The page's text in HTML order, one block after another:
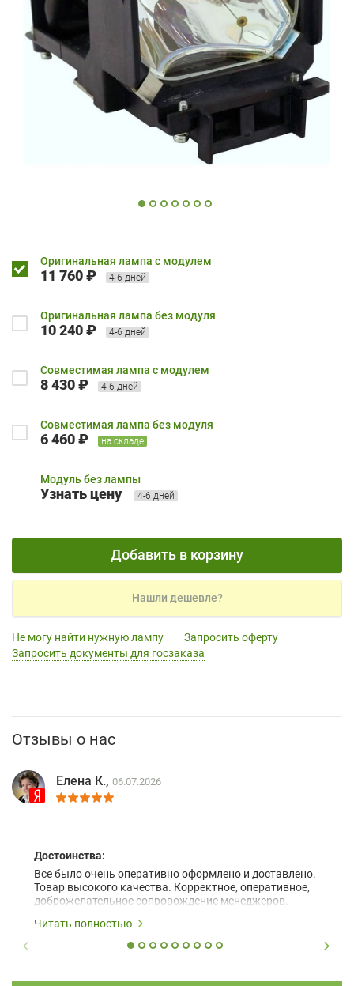
Оригинальная лампа с модулем
11 760 ₽ 4-6 дней
Оригинальная лампа без модуля
10 240 ₽ 4-6 дней
Совместимая лампа с модулем
8 430 ₽ 4-6 дней
Совместимая лампа без модуля
6 460 ₽ на складе
Модуль без лампы
Узнать цену 4-6 дней
Добавить в корзину
Нашли дешевле?
Не могу найти нужную лампу
Запросить оферту
Запросить документы для госзаказа
Отзывы о нас
Елена К., 06.07.2026
Достоинства:
Все было очень оперативно оформлено и доставлено.
Товар высокого качества. Корректное, оперативное,
доброжелательное сопровождение менеджеров.
Читать полностью